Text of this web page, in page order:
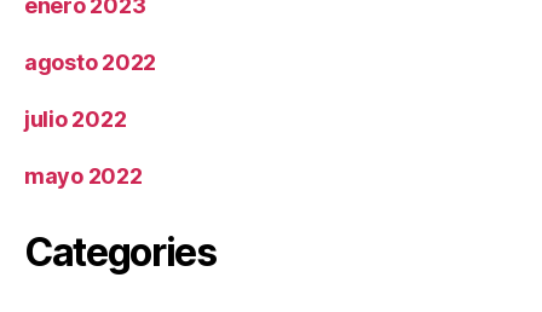
enero 2023
agosto 2022
julio 2022
mayo 2022
Categories